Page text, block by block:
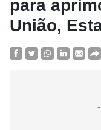
para
União,